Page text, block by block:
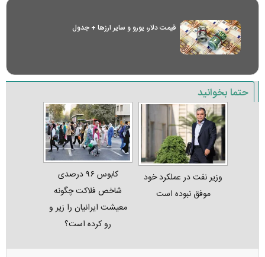
قیمت دلار، یورو و سایر ارز‌ها + جدول
حتما بخوانید
وزیر نفت در عملکرد خود
موفق نبوده است
کابوس ۹۶ درصدی
شاخص فلاکت چگونه
معیشت ایرانیان را زیر و
رو کرده است؟